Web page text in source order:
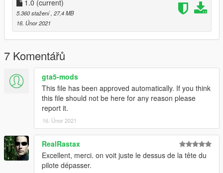
--------------------------------------------------
Credit:
--------------------------------------------------
3D Concept by Doyoon Kim
Convert by Milkybunny
1.0 (current)
5.360 stažení , 27,4 MB
16. Únor 2021
7 Komentářů
gta5-mods
This file has been approved automatically. If you think
this file should not be here for any reason please
report it.
16. Únor 2021
RealRastax
Excellent, merci. on voit juste le dessus de la tête du
pilote dépasser.